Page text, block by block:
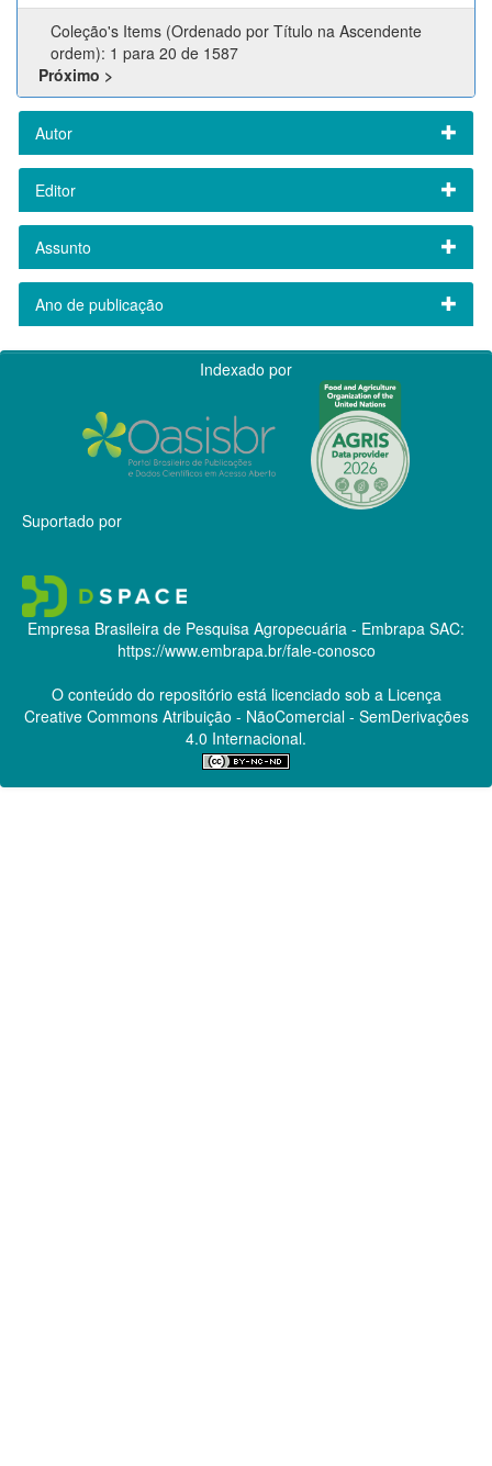
Coleção's Items (Ordenado por Título na Ascendente
ordem): 1 para 20 de 1587
Próximo >
Autor
Editor
Assunto
Ano de publicação
Indexado por
Suportado por
Empresa Brasileira de Pesquisa Agropecuária - Embrapa SAC:
https://www.embrapa.br/fale-conosco
O conteúdo do repositório está licenciado sob a Licença
Creative CommonsAtribuição - NãoComercial - SemDerivações
4.0 Internacional.